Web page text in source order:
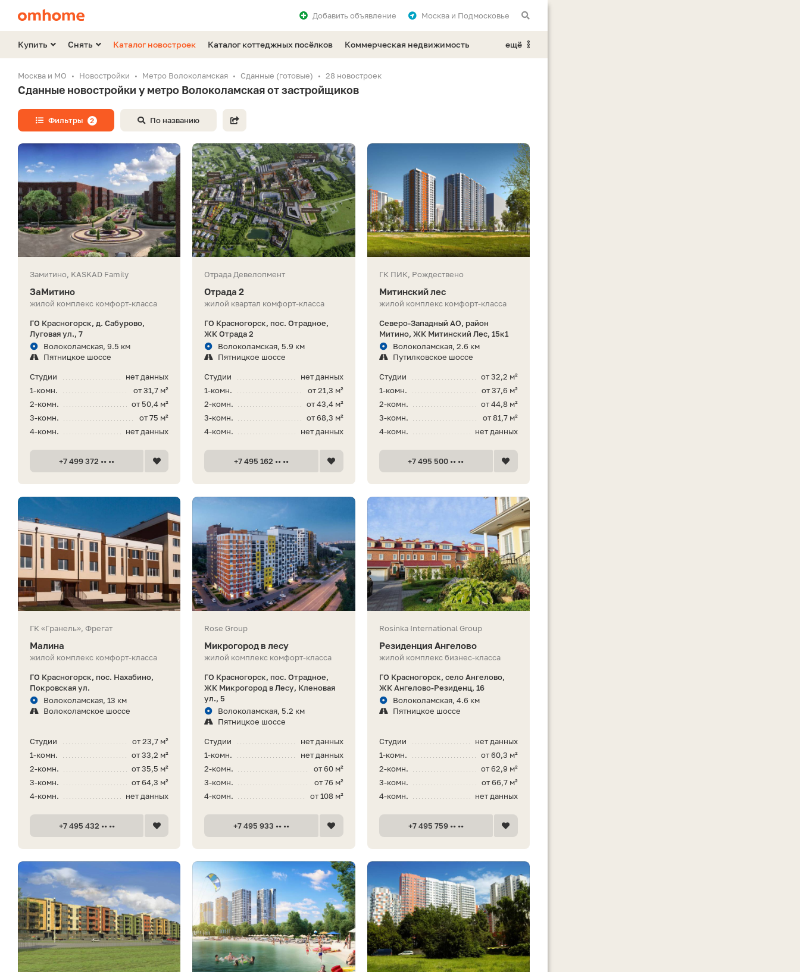
Москва и Подмосковье
Добавитьобъявление
Купить Снять Каталог новостроек Каталог коттеджных посёлков Коммерческая недвижимость ещё
Москва и МО Новостройки Метро Волоколамская Сданные (готовые) 28 новостроек
Сданные новостройки у метро Волоколамская от застройщиков
Фильтры 2 По названию
Замитино, KASKAD Family
ЗаМитино
жилой комплекс комфорт-класса
ГО Красногорск, д. Сабурово,
Луговая ул., 7
Волоколамская, 9.5 км
Пятницкое шоссе
нет данных
Студии
от 31,7 м²
1-комн.
от 50,4 м²
2-комн.
от 75 м²
3-комн.
нет данных
4-комн.
+7 499 372 •• ••
Отрада Девелопмент
Отрада 2
жилой квартал комфорт-класса
ГО Красногорск, пос. Отрадное,
ЖК Отрада 2
Волоколамская, 5.9 км
Пятницкое шоссе
нет данных
Студии
от 21,3 м²
1-комн.
от 43,4 м²
2-комн.
от 68,3 м²
3-комн.
нет данных
4-комн.
+7 495 162 •• ••
ГК ПИК, Рождествено
Митинский лес
жилой комплекс комфорт-класса
Северо-Западный АО, район
Митино, ЖК Митинский Лес, 15к1
Волоколамская, 2.6 км
Путилковское шоссе
от 32,2 м²
Студии
от 37,6 м²
1-комн.
от 44,8 м²
2-комн.
от 81,7 м²
3-комн.
нет данных
4-комн.
+7 495 500 •• ••
ГК «Гранель», Фрегат
Малина
жилой комплекс комфорт-класса
ГО Красногорск, пос. Нахабино,
Покровская ул.
Волоколамская, 13 км
Волоколамское шоссе
от 23,7 м²
Студии
от 33,2 м²
1-комн.
от 35,5 м²
2-комн.
от 64,3 м²
3-комн.
нет данных
4-комн.
+7 495 432 •• ••
Rose Group
Микрогород в лесу
жилой комплекс комфорт-класса
ГО Красногорск, пос. Отрадное,
ЖК Микрогород в Лесу, Кленовая
ул., 5
Волоколамская, 5.2 км
Пятницкое шоссе
нет данных
Студии
нет данных
1-комн.
от 60 м²
2-комн.
от 76 м²
3-комн.
от 108 м²
4-комн.
+7 495 933 •• ••
Rosinka International Group
Резиденция Ангелово
жилой комплекс бизнес-класса
ГО Красногорск, село Ангелово,
ЖК Ангелово-Резиденц, 16
Волоколамская, 4.6 км
Пятницкое шоссе
нет данных
Студии
от 60,3 м²
1-комн.
от 62,9 м²
2-комн.
от 66,7 м²
3-комн.
нет данных
4-комн.
+7 495 759 •• ••